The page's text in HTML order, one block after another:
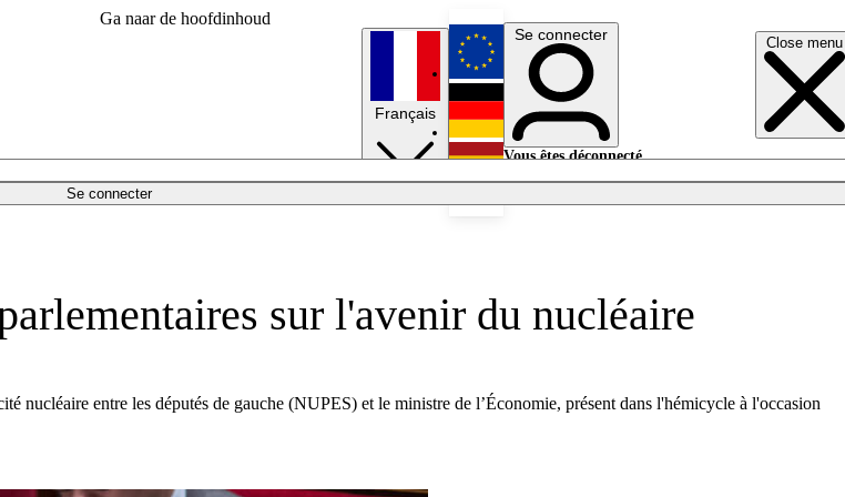
Ga naar de hoofdinhoud
Close menu
Se connecter
Français
English
Deutsch
Se connecter
Vous êtes déconnecté.
sur l'avenir du nucléaire
nucléaire entre les députés de gauche (NUPES) et le ministre de l’Économie, présent dans l'hémicycle à l'occasion